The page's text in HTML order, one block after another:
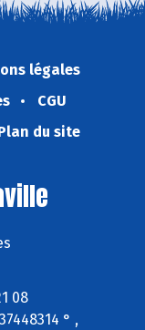
légales
CGU
du site
08
° ,